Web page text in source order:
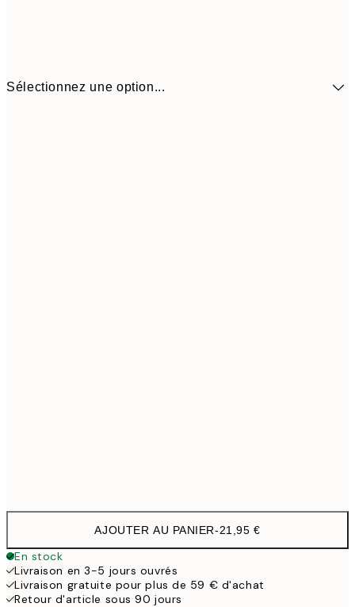
Sélectionnez une option...
AJOUTER AU PANIER-21,95 €
En stock
Livraison en 3-5 jours ouvrés
Livraison gratuite pour plus de 59 € d'achat
Retour d'article sous 90 jours